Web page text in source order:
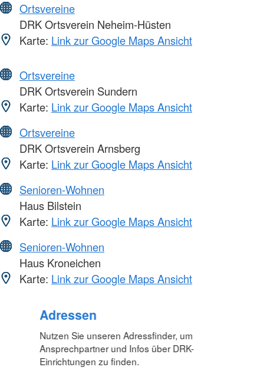
Ortsvereine
DRK Ortsverein Neheim-Hüsten
Karte: Link zur Google Maps Ansicht
Ortsvereine
DRK Ortsverein Sundern
Karte: Link zur Google Maps Ansicht
Ortsvereine
DRK Ortsverein Arnsberg
Karte: Link zur Google Maps Ansicht
Senioren-Wohnen
Haus Bilstein
Karte: Link zur Google Maps Ansicht
Senioren-Wohnen
Haus Kroneichen
Karte: Link zur Google Maps Ansicht
Foto: A. Zelck / DRKS
Adressen
Nutzen Sie unseren Adressfinder, um
Ansprechpartner und Infos über DRK-
Einrichtungen zu finden.